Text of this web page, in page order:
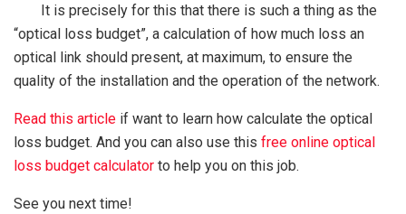
It is precisely for this that there is such a thing as the
“optical loss budget”, a calculation of how much loss an
optical link should present, at maximum, to ensure the
quality of the installation and the operation of the network.
Read this article if want to learn how calculate the optical
loss budget. And you can also use this free online optical
loss budget calculator to help you on this job.
See you next time!